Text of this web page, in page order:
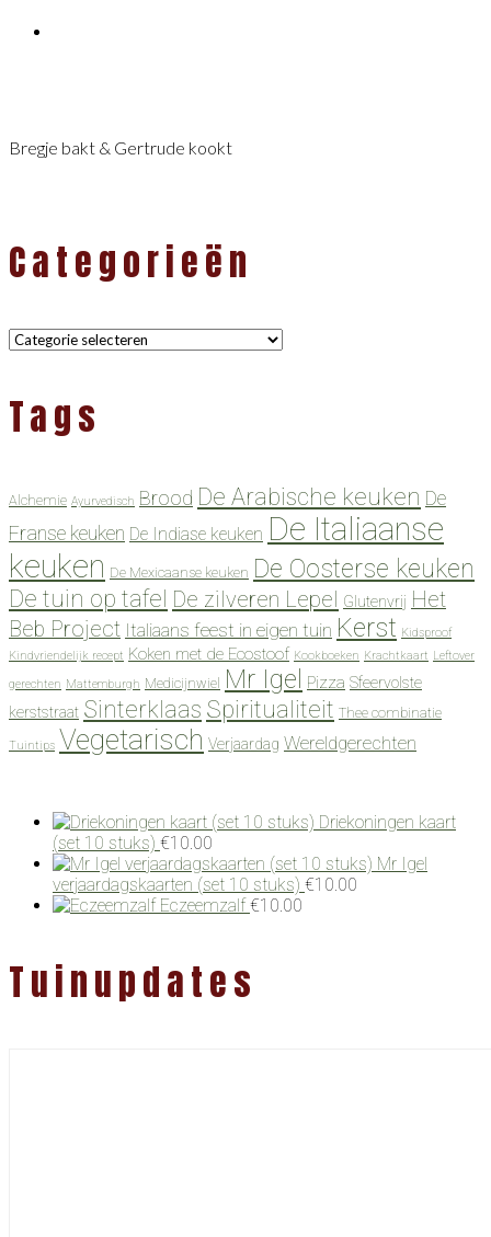
Bregje bakt & Gertrude kookt
Categorieën
Categorieën
Tags
Alchemie Ayurvedisch Brood De Arabische keuken De
Franse keuken De Indiase keuken De Italiaanse
keuken De Mexicaanse keuken De Oosterse keuken
De tuin op tafel De zilveren Lepel Glutenvrij Het
Beb Project Italiaans feest in eigen tuin Kerst Kidsproof
Kindvriendelijk recept Koken met de Ecostoof Kookboeken Krachtkaart Leftover
gerechten Mattemburgh Medicijnwiel Mr Igel Pizza Sfeervolste
kerststraat Sinterklaas Spiritualiteit Thee combinatie
Tuintips Vegetarisch Verjaardag Wereldgerechten
Driekoningen kaart
(set 10 stuks) €10.00
Mr Igel
verjaardagskaarten (set 10 stuks) €10.00
Eczeemzalf €10.00
Tuinupdates